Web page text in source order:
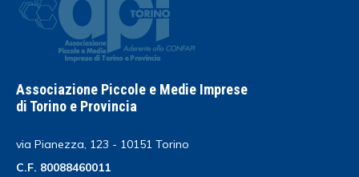
Associazione Piccole e Medie Imprese
di Torino e Provincia
via Pianezza, 123 - 10151 Torino
C.F. 80088460011